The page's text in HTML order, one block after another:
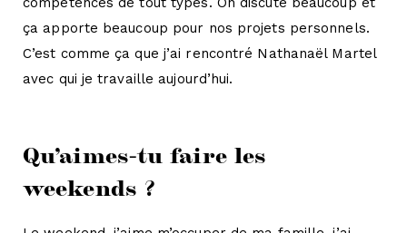
ça apporte beaucoup pour nos projets personnels.
C’est comme ça que j’ai rencontré Nathanaël Martel
avec qui je travaille aujourd’hui.
Qu’aimes-tu faire les
weekends ?